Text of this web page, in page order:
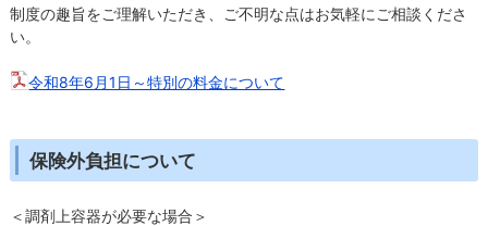
制度の趣旨をご理解いただき、ご不明な点はお気軽にご相談くださ
い。
令和8年6月1日～特別の料金について
保険外負担について
＜調剤上容器が必要な場合＞